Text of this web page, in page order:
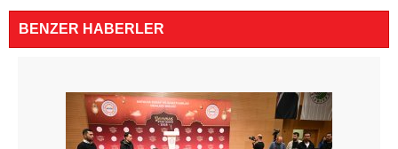
BENZER HABERLER